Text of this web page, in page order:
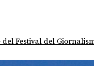
Festival del